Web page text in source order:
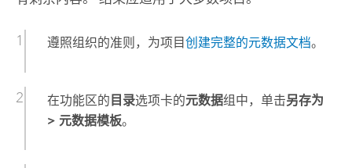
遵照组织的准则，为项目 创建完整的元数据文档。
在功能区的 目录选项卡的元数据组中，单击另存为
> 元数据模板。